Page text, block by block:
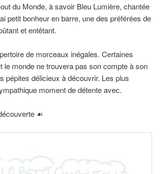
du Monde, à savoir Bleu Lumière, chantée
petit bonheur en barre, une des préférées de
et entêtant.
de morceaux inégales. Certaines
le monde ne trouvera pas son compte à son
pépites délicieux à découvrir. Les plus
moment de détente avec.
☙